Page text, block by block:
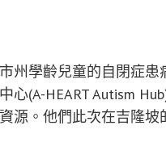
州學齡兒童的自閉症
心(A-HEART Autism
源。他們此次在吉隆